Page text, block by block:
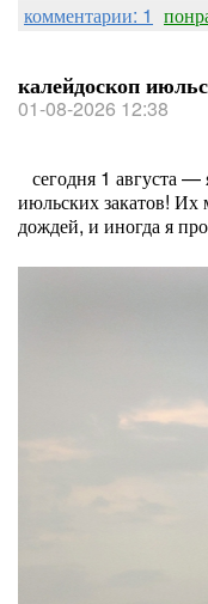
комментарии: 1
калейдоскоп
01-08-2026 12:38
сегодня 1 августа —
июльских закатов!
дождей, и иногда я